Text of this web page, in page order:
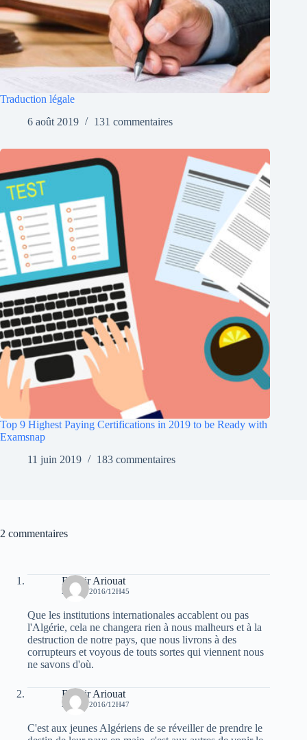
Traduction légale
6 août 2019
131 commentaires
Top 9 Highest Paying Certifications in 2019 to be Ready with
Examsnap
11 juin 2019
183 commentaires
2 commentaires
Bachir Ariouat
20 MAI 2016/12H45
Que les institutions internationales accablent ou pas
l'Algérie, cela ne changera rien à nous malheurs et à la
destruction de notre pays, que nous livrons à des
corrupteurs et voyous de touts sortes qui viennent nous
ne savons d'où.
Bachir Ariouat
20 MAI 2016/12H47
C'est aux jeunes Algériens de se réveiller de prendre le